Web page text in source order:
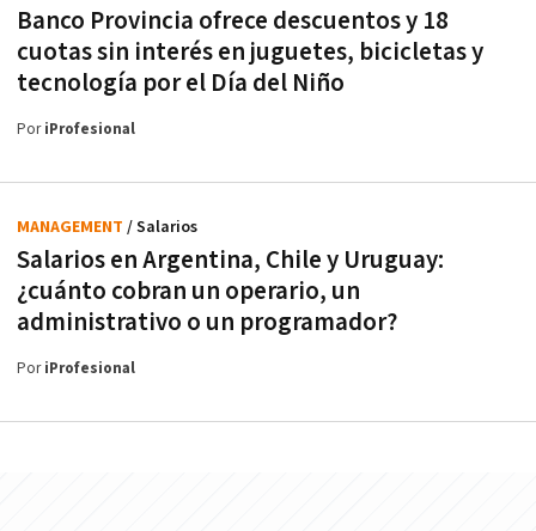
Banco Provincia ofrece descuentos y 18
cuotas sin interés en juguetes, bicicletas y
tecnología por el Día del Niño
PoriProfesional
Salarios en Argentina, Chile y Uruguay:
¿cuánto cobran un operario, un
administrativo o un programador?
MANAGEMENT / Salarios
PoriProfesional